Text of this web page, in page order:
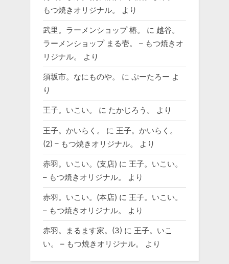
もつ焼きオリジナル。
より
武里。ラーメンショップ 椿。 に 越谷。
ラーメンショップ まる壱。 – もつ焼きオ
リジナル。
より
須坂市。なにものや。 に ぷーたろー よ
り
王子。いこい。 に たかじろう。 より
王子。かいらく。 に 王子。かいらく。
(2) – もつ焼きオリジナル。
より
赤羽。いこい。(支店) に 王子。いこい。
– もつ焼きオリジナル。
より
赤羽。いこい。(本店) に 王子。いこい。
– もつ焼きオリジナル。
より
赤羽。まるます家。(3) に 王子。いこ
い。 – もつ焼きオリジナル。
より